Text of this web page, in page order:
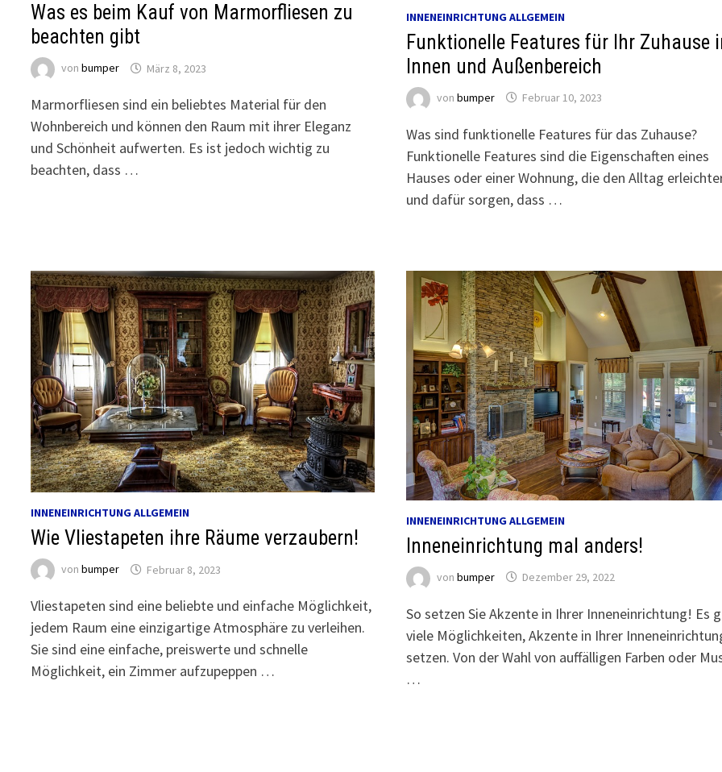
Was es beim Kauf von Marmorfliesen zu
beachten gibt
vonbumper März 8, 2023
Marmorfliesen sind ein beliebtes Material für den
Wohnbereich und können den Raum mit ihrer Eleganz
und Schönheit aufwerten. Es ist jedoch wichtig zu
beachten, dass …
INNENEINRICHTUNG ALLGEMEIN
Funktionelle Features für Ihr Zuhause
Innen und Außenbereich
von bumper Februar 10, 2023
Was sind funktionelle Features für das Zuhause?
Funktionelle Features sind die Eigenschaften eines
Hauses oder einer Wohnung, die den Alltag
und dafür sorgen, dass …
INNENEINRICHTUNG ALLGEMEIN
Wie Vliestapeten ihre Räume verzaubern!
vonbumper Februar 8, 2023
Vliestapeten sind eine beliebte und einfache Möglichkeit,
jedem Raum eine einzigartige Atmosphäre zu verleihen.
Sie sind eine einfache, preiswerte und schnelle
Möglichkeit, ein Zimmer aufzupeppen …
INNENEINRICHTUNG ALLGEMEIN
Inneneinrichtung mal anders!
von bumper Dezember 29, 2022
So setzen Sie Akzente in Ihrer Inneneinrichtung! Es
viele Möglichkeiten, Akzente in Ihrer
setzen. Von der Wahl von auffälligen Farben oder
…